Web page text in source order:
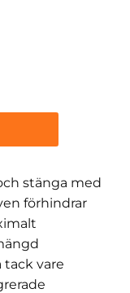
stänga med
förhindrar
vare